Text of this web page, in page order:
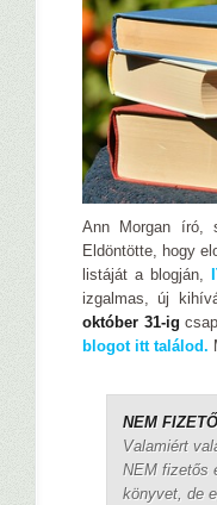
Ann Morgan író,
Eldöntötte, hogy
listáját a blogján,
izgalmas, új
október 31-ig
blogot itt találod.
NEM
Valamiért
NEM fizetős
könyvet, de